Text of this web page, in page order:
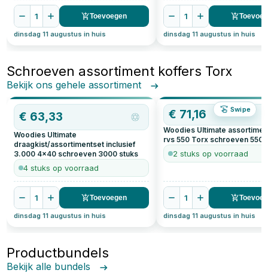
1 Toevoegen
dinsdag 11 augustus in huis
1
dinsdag 11 augustus in huis
Schroeven assortiment koffers Torx
Bekijk ons gehele assortiment
Swipe
€ 63,33
Woodies Ultimate
draagkist/assortimentset inclusief
3.000 4x40 schroeven 3000 stuks
4 stuks op voorraad
1 Toevoegen
dinsdag 11 augustus in huis
€ 71,16
Woodies Ultimate
rvs 550 Torx schroeven 550
2 stuks op voorraad
1
dinsdag 11 augustus in huis
Productbundels
Bekijk alle bundels